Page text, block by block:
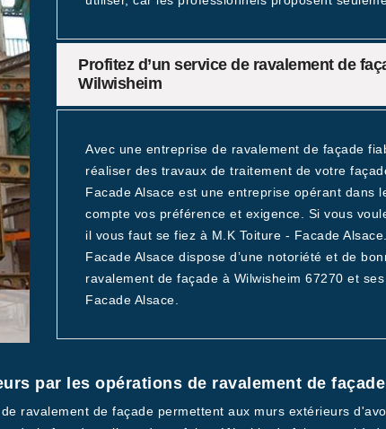
Profitez d’un service de ravalement de
Wilwisheim
Avec une entreprise de ravalement de façade
réaliser des travaux de traitement de votre
Facade Alsace est une entreprise opérant dans
compte vos préférence et exigence. Si vous
il vous faut se fiez à M.K Toiture - Facade
Facade Alsace dispose d’une notoriété et de
ravalement de façade à Wilwisheim 67270 et
Facade Alsace.
par les opérations de ravalement de
ravalement de façade permettent aux murs extérieurs